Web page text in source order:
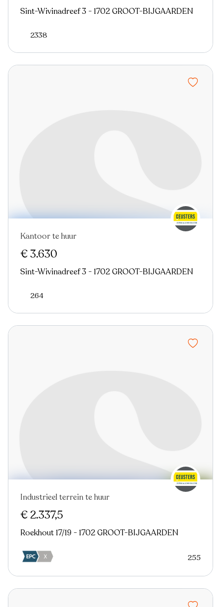
Sint-Wivinadreef 3 - 1702 GROOT-BIJGAARDEN
2338
Kantoor te huur
€ 3.630
Sint-Wivinadreef 3 - 1702 GROOT-BIJGAARDEN
264
Industrieel terrein te huur
€ 2.337,5
Roekhout 17/19 - 1702 GROOT-BIJGAARDEN
255